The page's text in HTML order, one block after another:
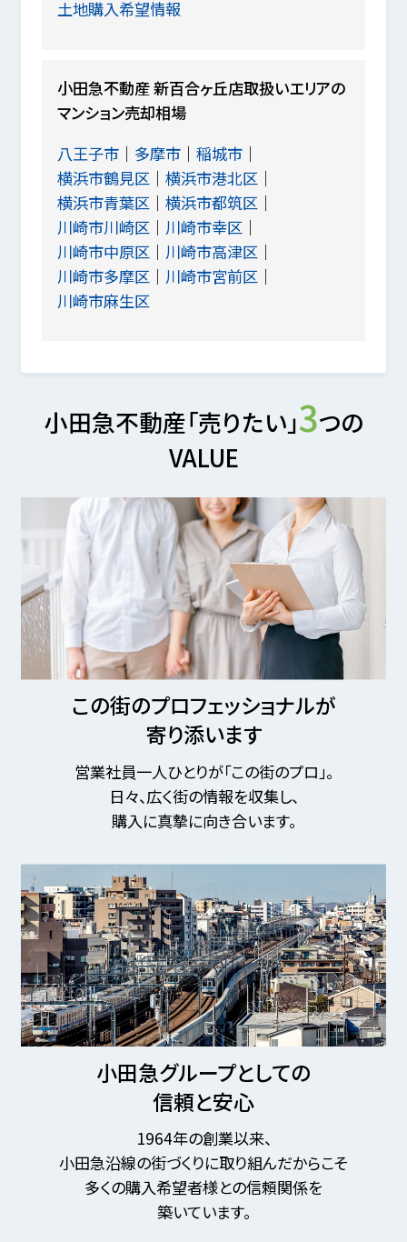
土地購入希望情報
小田急不動産 新百合ヶ丘店取扱いエリアの
マンション売却相場
八王子市
多摩市
稲城市
横浜市鶴見区
横浜市港北区
横浜市青葉区
横浜市都筑区
川崎市川崎区
川崎市幸区
川崎市中原区
川崎市高津区
川崎市多摩区
川崎市宮前区
川崎市麻生区
小田急不動産「売りたい」3つの
VALUE
この街のプロフェッショナルが
寄り添います
営業社員一人ひとりが「この街のプロ」。
日々、広く街の情報を収集し、
購入に真摯に向き合います。
小田急グループとしての
信頼と安心
1964年の創業以来、
小田急沿線の街づくりに取り組んだからこそ
多くの購入希望者様との信頼関係を
築いています。